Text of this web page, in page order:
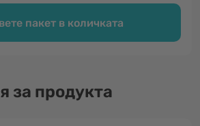
пакет в количката
за продукта